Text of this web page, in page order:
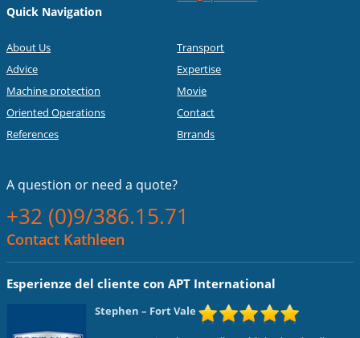
Quick Navigation
About Us
Advice
Machine protection
Oriented Operations
References
Transport
Expertise
Movie
Contact
Brrands
A question or need a quote?
+32 (0)9/386.15.71
Contact Kathleen
Esperienze del cliente con APT International
Stephen – Fort Vale